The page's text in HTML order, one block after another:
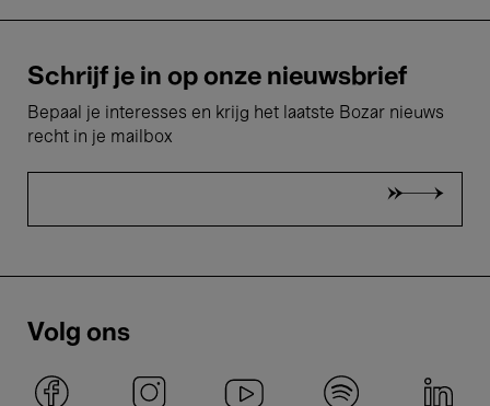
Schrijf je in op onze nieuwsbrief
Bepaal je interesses en krijg het laatste Bozar nieuws
recht in je mailbox
Volg ons